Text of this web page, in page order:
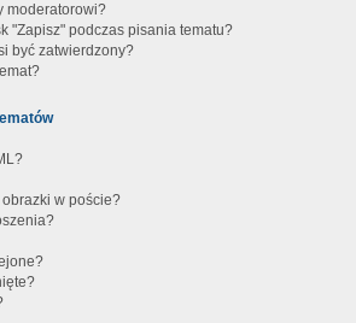
moderatorowi?
"Zapisz" podczas pisania tematu?
być zatwierdzony?
w poście?